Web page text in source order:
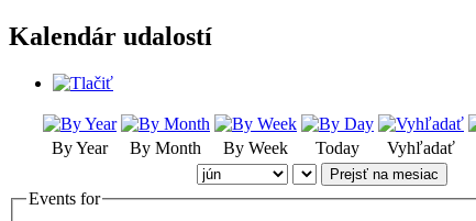
Kalendár udalostí
By Year By Month By Week Today Vyhľadať
Prejsť na mesiac
Events for